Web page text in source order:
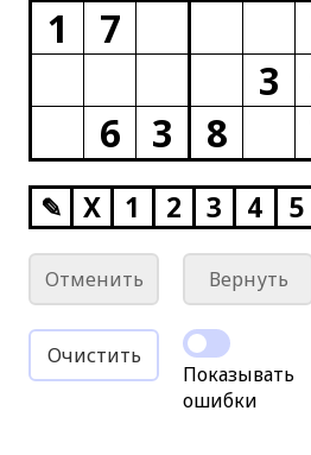
1
7
3
6
3 8
✎ X 1 2 3 4 5
Отменить Вернуть
Очистить
Показывать
ошибки